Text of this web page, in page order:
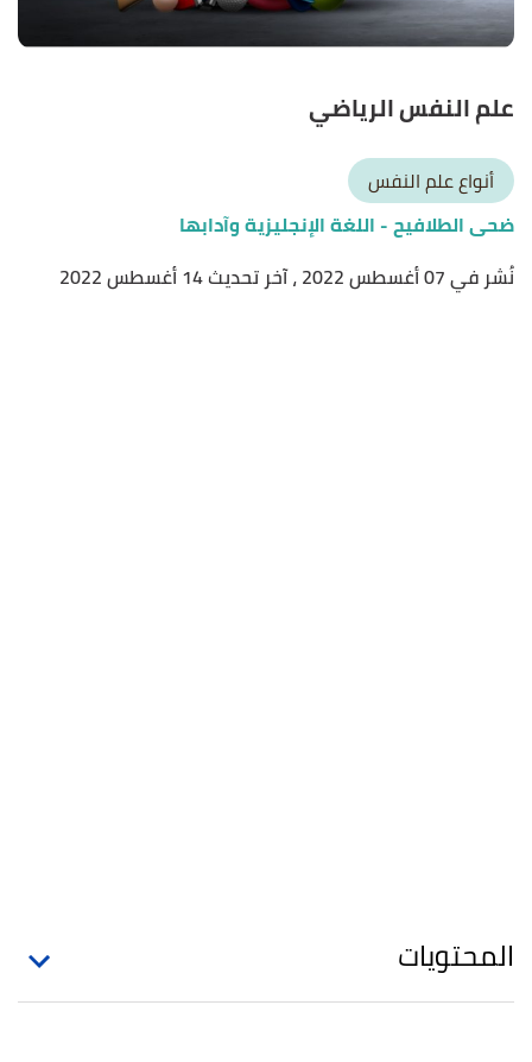
علم النفس الرياضي
أنواع علم النفس
ضحى الطلافيح- اللغة الإنجليزية وآدابها
نُشر في 07 أغسطس 2022
، آخر تحديث 14 أغسطس 2022
المحتويات